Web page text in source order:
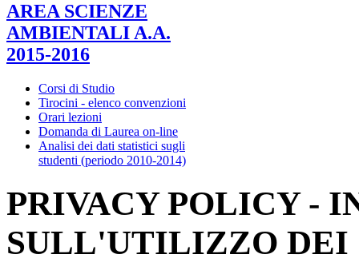
AREA SCIENZE
AMBIENTALI A.A.
2015-2016
Corsi di Studio
Tirocini - elenco convenzioni
Orari lezioni
Domanda di Laurea on-line
Analisi dei dati statistici sugli
studenti (periodo 2010-2014)
PRIVACY POLICY -
SULL'UTILIZZO DEI